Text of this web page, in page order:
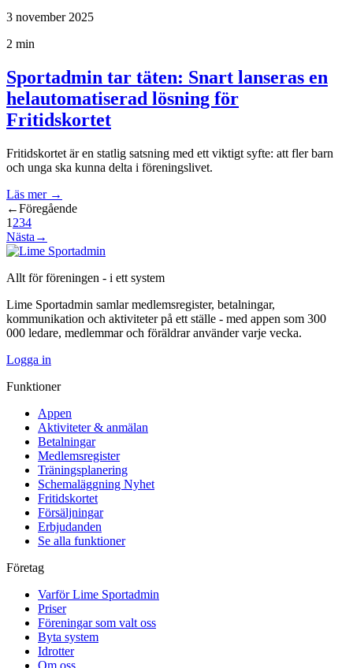
3 november 2025
2 min
Sportadmin tar täten: Snart lanseras en
helautomatiserad lösning för
Fritidskortet
Fritidskortet är en statlig satsning med ett viktigt syfte: att fler barn
och unga ska kunna delta i föreningslivet.
Läs mer →
←Föregående
1 234
Nästa →
Allt för föreningen - i ett system
Lime Sportadmin samlar medlemsregister, betalningar,
kommunikation och aktiviteter på ett ställe - med appen som 300
000 ledare, medlemmar och föräldrar använder varje vecka.
Logga in
Funktioner
Appen
Aktiviteter & anmälan
Betalningar
Medlemsregister
Träningsplanering
Schemaläggning Nyhet
Fritidskortet
Försäljningar
Erbjudanden
Se alla funktioner
Företag
Varför Lime Sportadmin
Priser
Föreningar som valt oss
Byta system
Idrotter
Om oss